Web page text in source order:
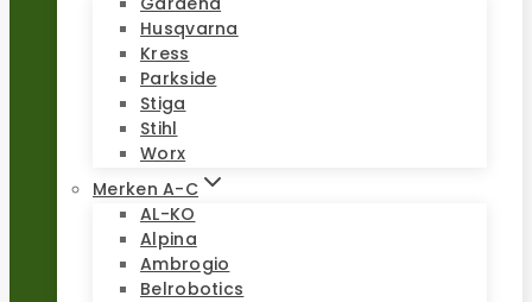
Husqvarna
Kress
Parkside
Stiga
Stihl
Worx
Merken A-C
AL-KO
Alpina
Ambrogio
Belrobotics